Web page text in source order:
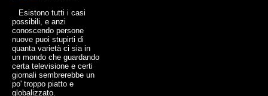
Esistono tutti i casi
possibili, e anzi
conoscendo persone
nuove puoi stupirti di
quanta varietà ci sia in
un mondo che guardando
certa televisione e certi
giornali sembrerebbe un
po' troppo piatto e
globalizzato.